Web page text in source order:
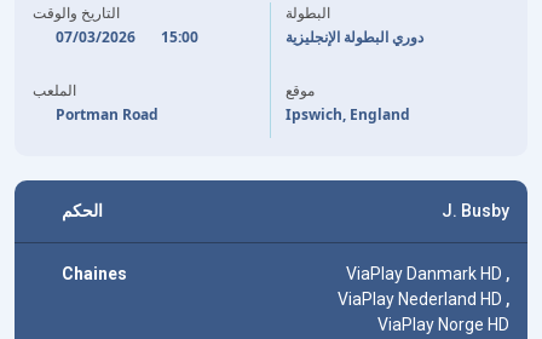
التاريخ والوقت
07/03/2026
15:00
الملعب
Portman Road
البطولة
دوري البطولة الإنجليزية
موقع
Ipswich, England
الحكم J. Busby
Chaines ViaPlay Danmark HD ,
ViaPlay Nederland HD ,
ViaPlay Norge HD